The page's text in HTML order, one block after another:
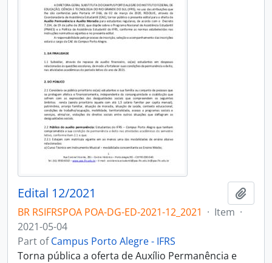
Edital 12/2021
BR RSIFRSPOA POA-DG-ED-2021-12_2021 · Item ·
2021-05-04
Part ofCampus Porto Alegre - IFRS
Torna pública a oferta de Auxílio Permanência e